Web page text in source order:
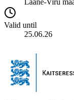
Lääne-Viru
Valid until
25.06.26